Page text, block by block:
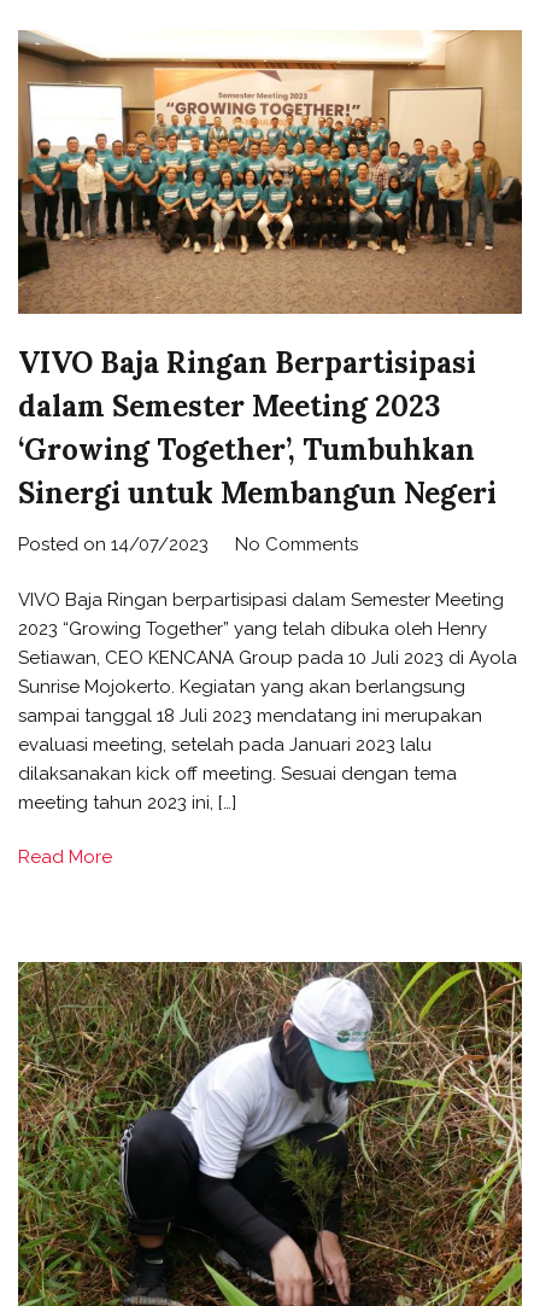
VIVO Baja Ringan Berpartisipasi
dalam Semester Meeting 2023
‘Growing Together’, Tumbuhkan
Sinergi untuk Membangun Negeri
Posted on 14/07/2023 No Comments
VIVO Baja Ringan berpartisipasi dalam Semester Meeting
2023 “Growing Together” yang telah dibuka oleh Henry
Setiawan, CEO KENCANA Group pada 10 Juli 2023 di Ayola
Sunrise Mojokerto. Kegiatan yang akan berlangsung
sampai tanggal 18 Juli 2023 mendatang ini merupakan
evaluasi meeting, setelah pada Januari 2023 lalu
dilaksanakan kick off meeting. Sesuai dengan tema
meeting tahun 2023 ini, […]
Read More